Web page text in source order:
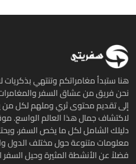
ستبدأ مغامراتكم وتنتهي بذكريات لا
فريق من عشاق السفر والمغامرات،
تقديم محتوى ثري وملهم لكل من
جمال هذا العالم الواسع.
الشامل لكل ما يخص السفر،
متنوعة حول مختلف الدول
عن الأنشطة المثيرة وحيل السفر